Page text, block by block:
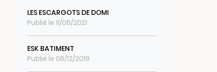
LES ESCARGOTS DE DOMI
Publié le 11/06/2021
ESK BATIMENT
Publié le 06/12/2019